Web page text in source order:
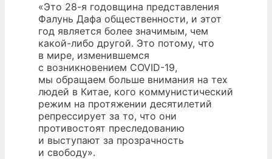
«Это 28-я годовщина представления
Фалунь Дафа общественности, и этот
год является более значимым, чем
какой-либо другой. Это потому, что
в мире, изменившемся
с возникновением COVID-19,
мы обращаем больше внимания на тех
людей в Китае, кого коммунистический
режим на протяжении десятилетий
репрессирует за то, что они
противостоят преследованию
и выступают за прозрачность
и свободу».